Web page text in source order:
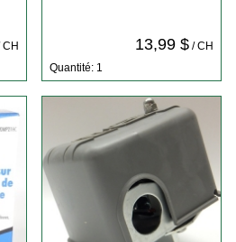
13,99 $/ CH
Quantité: 1